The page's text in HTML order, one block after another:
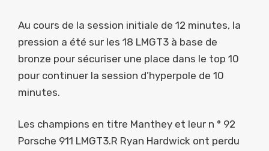
Au cours de la session initiale de 12 minutes, la
pression a été sur les 18 LMGT3 à base de
bronze pour sécuriser une place dans le top 10
pour continuer la session d’hyperpole de 10
minutes.
Les champions en titre Manthey et leur n ° 92
Porsche 911 LMGT3.R Ryan Hardwick ont ​​perdu